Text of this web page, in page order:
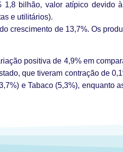
bilhão, valor atípico devido
e utilitários).
crescimento de 13,7%. Os
positiva de 4,9% em
que tiveram contração de
e Tabaco (5,3%), enquanto